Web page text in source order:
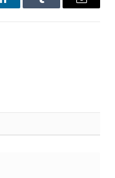
LinkedInTumblr Email